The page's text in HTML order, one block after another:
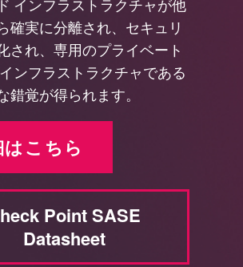
インフラストラクチャが他
確実に分離され、セキュリ
され、専用のプライベート
ンフラストラクチャである
錯覚が得られます。
こちら
Point SASE
Datasheet